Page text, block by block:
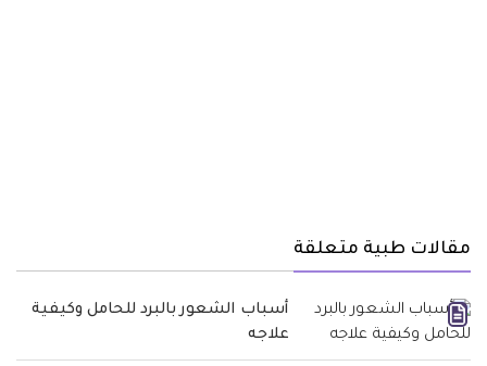
مقالات طبية متعلقة
أسباب الشعور بالبرد للحامل وكيفية
علاجه